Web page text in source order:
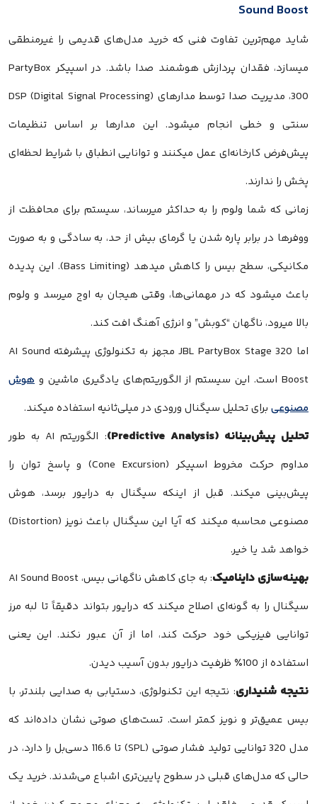
Sound Boost
شاید مهم‌ترین تفاوت فنی که خرید مدل‌های قدیمی را غیرمنطقی
میسازد، فقدان پردازش هوشمند صدا باشد. در اسپیکر PartyBox
300، مدیریت صدا توسط مدارهای DSP (Digital Signal Processing)
سنتی و خطی انجام میشود. این مدارها بر اساس تنظیمات
پیش‌فرض کارخانه‌ای عمل میکنند و توانایی انطباق با شرایط لحظه‌ای
پخش را ندارند.
زمانی که شما ولوم را به حداکثر میرساند، سیستم برای محافظت از
ووفرها در برابر پاره شدن یا گرمای بیش از حد، به سادگی و به صورت
مکانیکی، سطح بیس را کاهش میدهد (Bass Limiting). این پدیده
باعث میشود که در مهمانی‌ها، وقتی هیجان به اوج میرسد و ولوم
بالا میرود، ناگهان “کوبش” و انرژی آهنگ افت کند.
اما JBL PartyBox Stage 320 مجهز به تکنولوژی پیشرفته AI Sound
Boost است. این سیستم از الگوریتم‌های یادگیری ماشین و
هوش
مصنوعی برای تحلیل سیگنال ورودی در میلی‌ثانیه استفاده میکند.
تحلیل پیش‌بینانه (Predictive Analysis)
: الگوریتم AI به طور
مداوم حرکت مخروط اسپیکر (Cone Excursion) و پاسخ توان را
پیش‌بینی میکند. قبل از اینکه سیگنال به درایور برسد، هوش
مصنوعی محاسبه میکند که آیا این سیگنال باعث نویز (Distortion)
خواهد شد یا خیر.
بهینه‌سازی داینامیک
: به جای کاهش ناگهانی بیس، AI Sound Boost
سیگنال را به گونه‌ای اصلاح میکند که درایور بتواند دقیقاً تا لبه مرز
توانایی فیزیکی خود حرکت کند، اما از آن عبور نکند. این یعنی
استفاده از 100٪ ظرفیت درایور بدون آسیب دیدن.
نتیجه شنیداری: نتیجه این تکنولوژی، دستیابی به صدایی بلندتر، با
بیس عمیق‌تر و نویز کمتر است. تست‌های صوتی نشان داده‌اند که
مدل 320 توانایی تولید فشار صوتی (SPL) تا 116.6 دسی‌بل را دارد، در
حالی که مدل‌های قبلی در سطوح پایین‌تری اشباع می‌شدند. خرید یک